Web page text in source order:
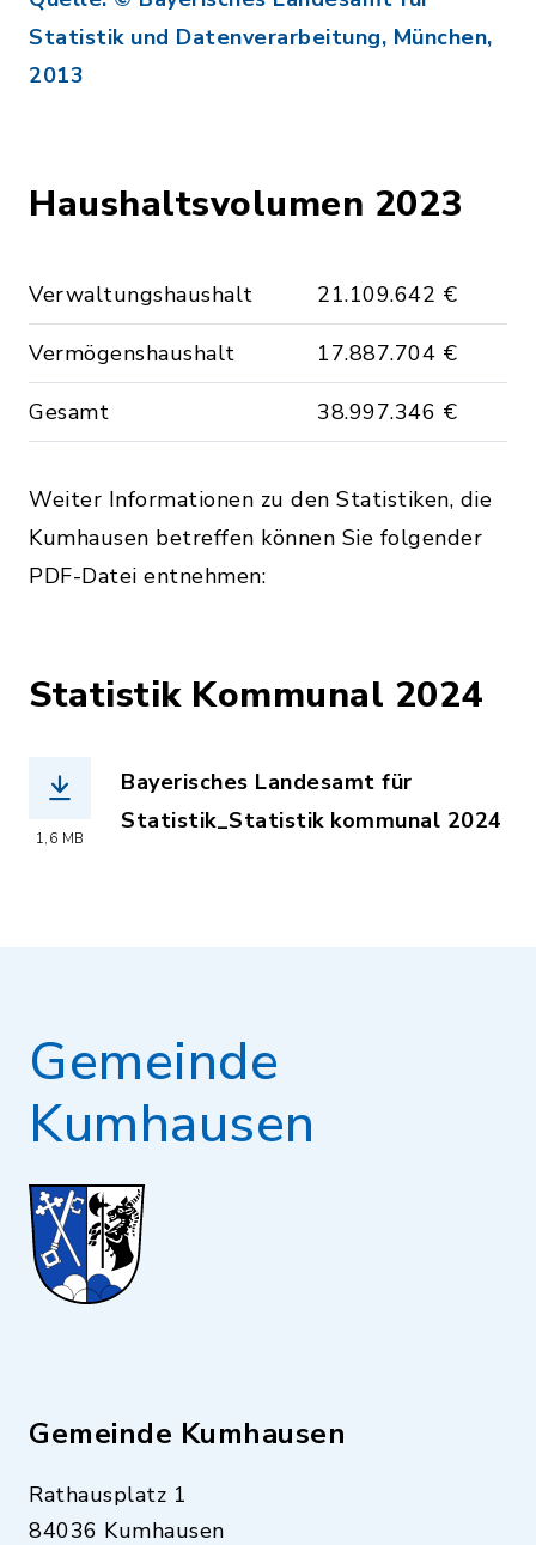
Statistik und Datenverarbeitung, München,
2013
Haushaltsvolumen 2023
Verwaltungshaushalt 21.109.642 €
Vermögenshaushalt 17.887.704 €
Gesamt 38.997.346 €
Weiter Informationen zu den Statistiken, die
Kumhausen betreffen können Sie folgender
PDF-Datei entnehmen:
Statistik Kommunal 2024
1,6 MB
Bayerisches Landesamt für
Statistik_Statistik kommunal 2024
Gemeinde
Kumhausen
Gemeinde Kumhausen
Rathausplatz 1
84036 Kumhausen